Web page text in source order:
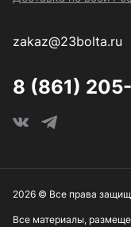
М3
zakaz@23bolta.ru
8 (861)
Все материалы,
2026 © Все права